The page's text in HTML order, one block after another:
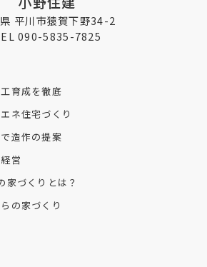
平川市猿賀下野34-2
090-5835-7825
育成を徹底
ネ住宅づくり
造作の提案
営
づくりとは？
の家づくり